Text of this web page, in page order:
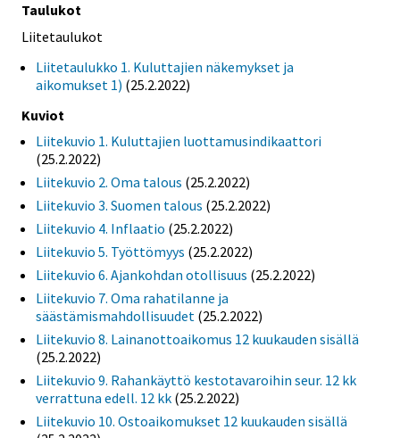
Taulukot
Liitetaulukot
Liitetaulukko 1. Kuluttajien näkemykset ja
aikomukset 1) (25.2.2022)
Kuviot
Liitekuvio 1. Kuluttajien luottamusindikaattori
(25.2.2022)
Liitekuvio 2. Oma talous (25.2.2022)
Liitekuvio 3. Suomen talous (25.2.2022)
Liitekuvio 4. Inflaatio (25.2.2022)
Liitekuvio 5. Työttömyys (25.2.2022)
Liitekuvio 6. Ajankohdan otollisuus (25.2.2022)
Liitekuvio 7. Oma rahatilanne ja
säästämismahdollisuudet (25.2.2022)
Liitekuvio 8. Lainanottoaikomus 12 kuukauden sisällä
(25.2.2022)
Liitekuvio 9. Rahankäyttö kestotavaroihin seur. 12 kk
verrattuna edell. 12 kk (25.2.2022)
Liitekuvio 10. Ostoaikomukset 12 kuukauden sisällä